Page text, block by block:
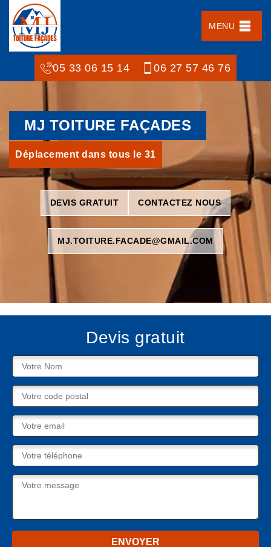
MENU
05 33 06 15 14 06 27 57 46 76
MJ TOITURE FAÇADES
Déplacement dans tous le 31
DEVIS GRATUIT CONTACTEZ NOUS
MJ.TOITURE.FACADE@GMAIL.COM
Devis gratuit